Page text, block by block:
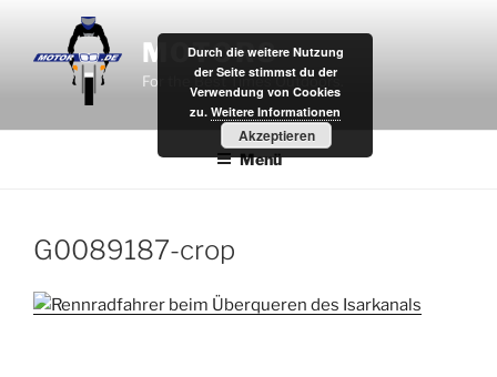
springen
MOTOR8
For the Best Times Outdoors.
Menü
G0089187-crop
Durch die weitere Nutzung
der Seite stimmst du der
Verwendung von Cookies
zu. Weitere Informationen
Akzeptieren